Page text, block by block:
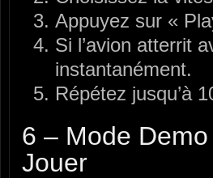
Appuyez sur «
Si l’avion atterrit
instantanément.
Répétez jusqu’à
6 – Mode
Jouer